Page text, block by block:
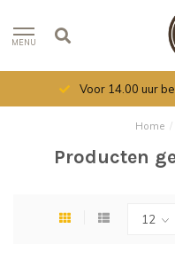
MENU
Voor 14.00 uur
Home /
Producten